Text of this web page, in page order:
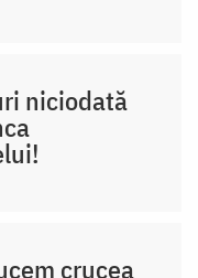
niciodată
crucea